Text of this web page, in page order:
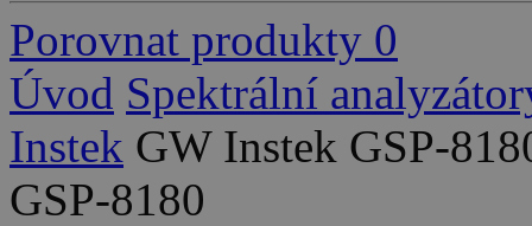
Porovnat produkty 0
Úvod Spektrální
Instek GW Instek GSP-
GSP-8180